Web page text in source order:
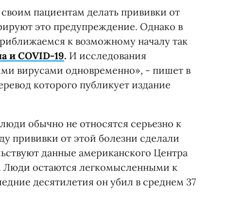
пациентам делать прививки от
это предупреждение. Однако в
к возможному началу так
и COVID-19. И исследования
вирусами одновременно», - пишет в
которого публикует издание
обычно не относятся серьезно к
прививки от этой болезни сделали
данные американского Центра
Люди остаются легкомысленными к
десятилетия он убил в среднем 37